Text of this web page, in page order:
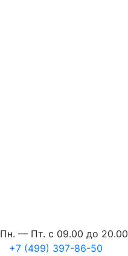
Пн. — Пт. с 09.00 до 20.00
+7 (499) 397-86-50